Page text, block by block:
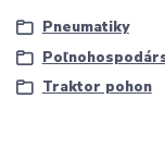
Pneumatiky
Traktor pohon